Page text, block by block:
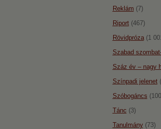
Reklám (7)
Riport(467)
Rövidpróza(1
Szabad
Száz év – nagy
Színpadi jelenet
Szóbogáncs
Tánc (3)
Tanulmány(73)